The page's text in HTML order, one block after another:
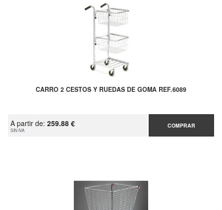
CARRO 2 CESTOS Y RUEDAS DE GOMA REF.6089
A partir de: 259.88 €
SIN IVA
COMPRAR